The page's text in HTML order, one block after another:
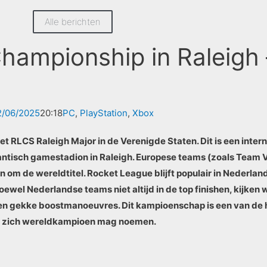
Alle berichten
in
06/202520:18PC, PlayStation, Xbox
RLCS Raleigh Major in de Verenigde Staten. Dit is een
gamestadion in Raleigh. Europese teams (zoals Team
om de wereldtitel. Rocket League blijft populair in
Nederlandse teams niet altijd in de top finishen, kijken
gekke boostmanoeuvres. Dit kampioenschap is een van
wereldkampioen mag noemen.